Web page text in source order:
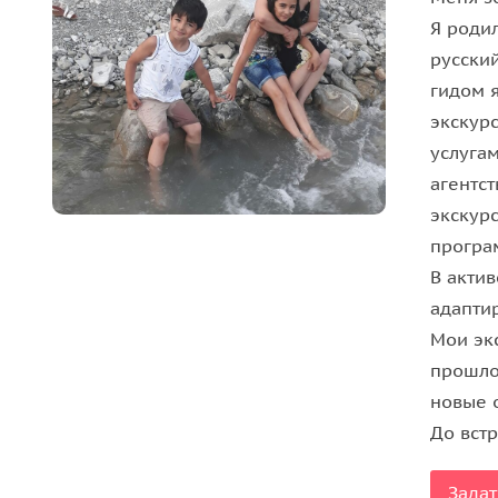
совершите краткий экскурс в историю города
караван-сараев в новейшее время нефтяных
постройку тех или иных зданий, и какие гении
старинные легенды и последние новости города.
Романтичный Старый город: караван-
Экскурсия начнется прямо в центре Старого
сараи, потрогаете шершавые камни
подниметесь на нее, чтобы осмотреть с высоты
Азербайджана, а еще — сделать
Лабиринты улиц старого Баку так и манят
эпизод из фильма «Бриллиантовая рука»,
город, как строились его главные
Я
гидом
В
Мои
новые
До